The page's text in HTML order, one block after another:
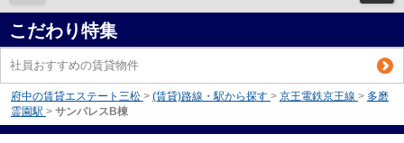
こだわり特集
社員おすすめの賃貸物件
府中の賃貸エステート三松 > (賃貸)路線・駅から探す > 京王電鉄京王線 > 多磨
霊園駅 > サンパレスB棟